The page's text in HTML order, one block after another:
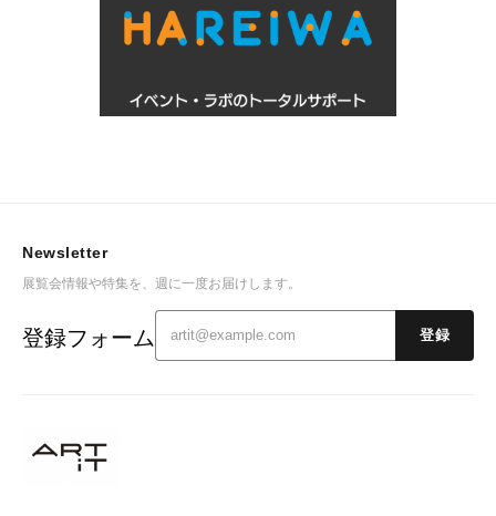
Newsletter
展覧会情報や特集を、週に一度お届けします。
登録フォーム 登録